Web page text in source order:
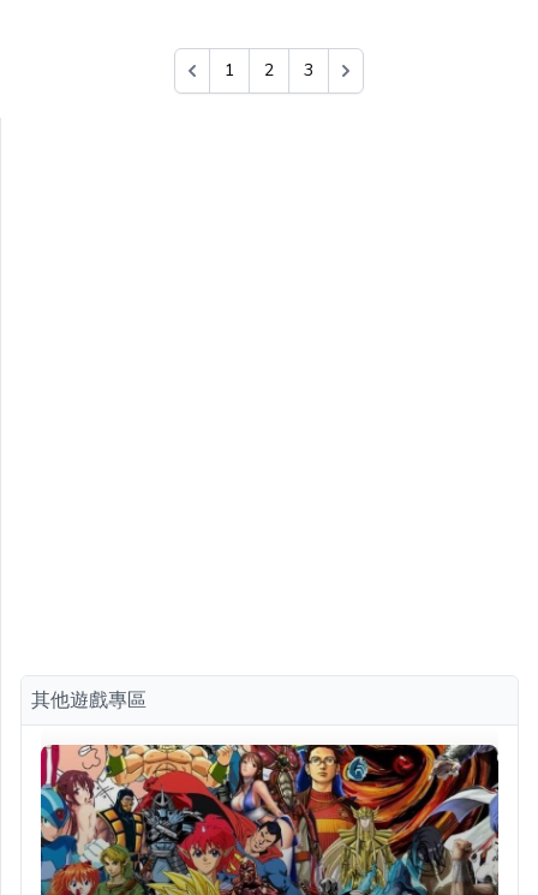
1 2 3
其他遊戲專區